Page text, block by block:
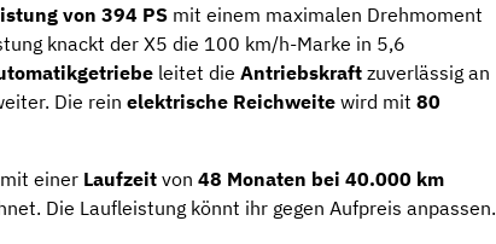
von 394 PS mit einem maximalen Drehmoment
knackt der X5 die 100 km/h-Marke in 5,6
leitet die Antriebskraft zuverlässig an
Die rein elektrische Reichweite wird mit 80
einer Laufzeit von 48 Monaten bei 40.000 km
Die Laufleistung könnt ihr gegen Aufpreis anpassen.